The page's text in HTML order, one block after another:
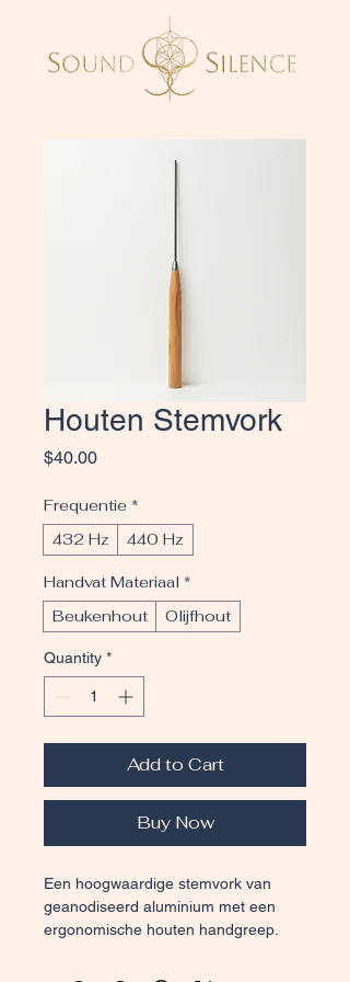
Houten Stemvork
$40.00Price
Frequentie *
432 Hz
440 Hz
Handvat Materiaal *
Beukenhout
Olijfhout
Quantity *
Add to Cart
Buy Now
Een hoogwaardige stemvork van
geanodiseerd aluminium met een
ergonomische houten handgreep.